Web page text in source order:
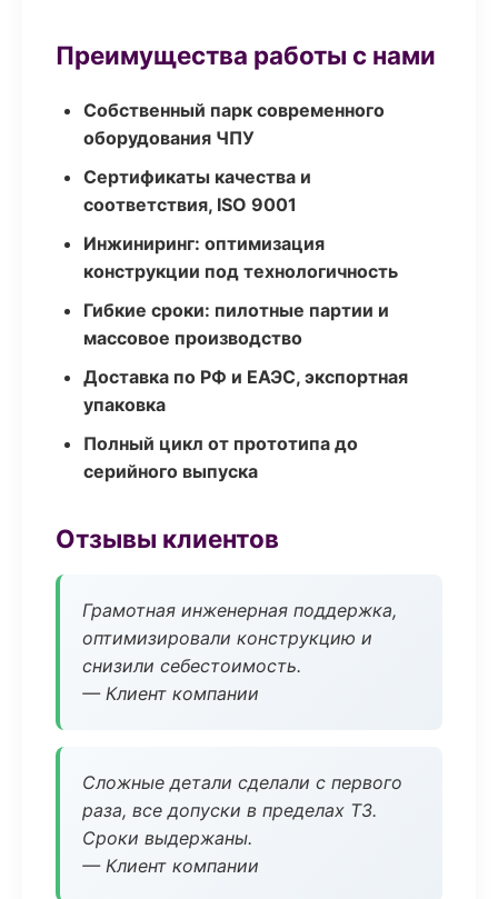
Преимущества работы с нами
Собственный парк современного
оборудования ЧПУ
Сертификаты качества и
соответствия, ISO 9001
Инжиниринг: оптимизация
конструкции под технологичность
Гибкие сроки: пилотные партии и
массовое производство
Доставка по РФ и ЕАЭС, экспортная
упаковка
Полный цикл от прототипа до
серийного выпуска
Отзывы клиентов
Грамотная инженерная поддержка,
оптимизировали конструкцию и
снизили себестоимость.
— Клиент компании
Сложные детали сделали с первого
раза, все допуски в пределах ТЗ.
Сроки выдержаны.
— Клиент компании